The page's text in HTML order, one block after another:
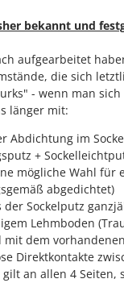
bekannt und
aufgearbeitet
die sich
- wenn man
länger mit:
Abdichtung im
+
mögliche Wahl für
abgedichtet)
der Sockelputz
Lehmboden
mit dem
Direktkontakte
gilt an allen 4 Seiten,